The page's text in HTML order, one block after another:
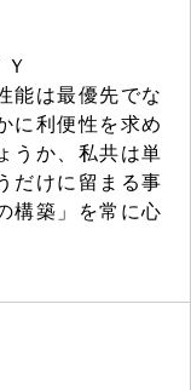
能は最優先でな
に利便性を求め
うか、私共は単
だけに留まる事
構築」を常に心